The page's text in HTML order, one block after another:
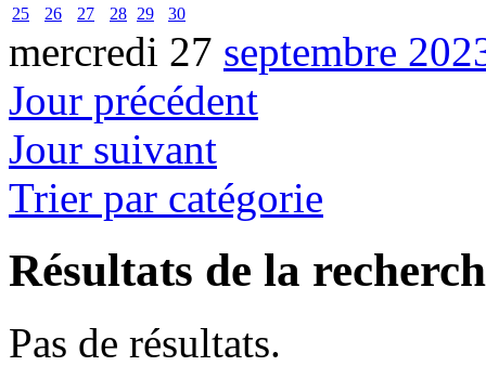
25
26 27 28 29 30
mercredi 27 septembre
Jour précédent
Jour suivant
Trier par catégorie
Résultats de la
Pas de résultats.